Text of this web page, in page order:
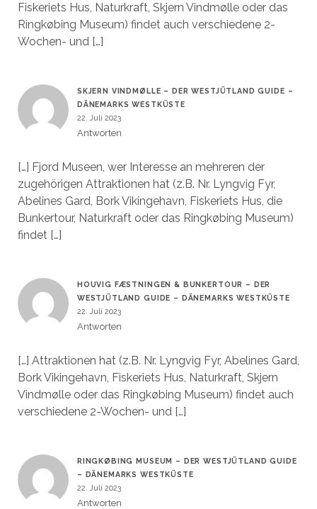
Fiskeriets Hus, Naturkraft, Skjern Vindmølle oder das
Ringkøbing Museum) findet auch verschiedene 2-
Wochen- und […]
SKJERN VINDMØLLE – DER WESTJÜTLAND GUIDE –
DÄNEMARKS WESTKÜSTE
22. Juli 2023
Antworten
[…] Fjord Museen, wer Interesse an mehreren der
zugehörigen Attraktionen hat (z.B. Nr. Lyngvig Fyr,
Abelines Gard, Bork Vikingehavn, Fiskeriets Hus, die
Bunkertour, Naturkraft oder das Ringkøbing Museum)
findet […]
HOUVIG FÆSTNINGEN & BUNKERTOUR – DER
WESTJÜTLAND GUIDE – DÄNEMARKS WESTKÜSTE
22. Juli 2023
Antworten
[…] Attraktionen hat (z.B. Nr. Lyngvig Fyr, Abelines Gard,
Bork Vikingehavn, Fiskeriets Hus, Naturkraft, Skjern
Vindmølle oder das Ringkøbing Museum) findet auch
verschiedene 2-Wochen- und […]
RINGKØBING MUSEUM – DER WESTJÜTLAND GUIDE
– DÄNEMARKS WESTKÜSTE
22. Juli 2023
Antworten